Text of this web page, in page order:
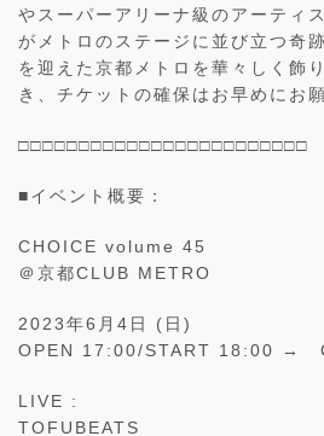
やスーパーアリーナ級のアーティ
がメトロのステージに並び立つ奇
を迎えた京都メトロを華々しく飾
き、チケットの確保はお早めにお
□□□□□□□□□□□□□□□□□□□□□□□□
■イベント概要：
CHOICE volume 45
＠京都CLUB METRO
2023年6月4日 (日)
OPEN 17:00/START 18:00 →
LIVE :
TOFUBEATS